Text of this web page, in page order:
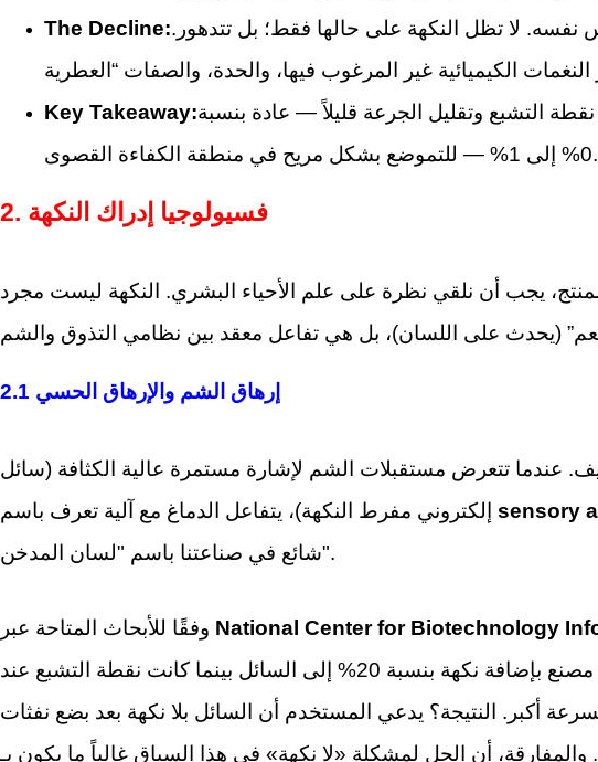
The Decline:نفسه. لا تظل النكهة على حالها فقط؛ بل تتدهور.
Key Takeaway:التشبع وتقليل الجرعة قليلاً — عادة بنسبة
2. فسيولوجيا إدراك النكهة
يجب أن نلقي نظرة على علم الأحياء البشري. النكهة ليست مجرد
2.1 إرهاق الشم والإرهاق الحسي
عندما تتعرض مستقبلات الشم لإشارة مستمرة عالية الكثافة (سائل
sensory
شائع في صناعتنا باسم "لسان المدخن".
National Center for Biotechnology
المستمر لمنع الدماغ من أن يتعرض للارتباك. إذا قام مصنع بإضافة نكهة بنسبة 20% إلى السائل بينما كانت نقطة التشبع عند
أكبر. النتيجة؟ يدعي المستخدم أن السائل بلا نكهة بعد بضع نفثات